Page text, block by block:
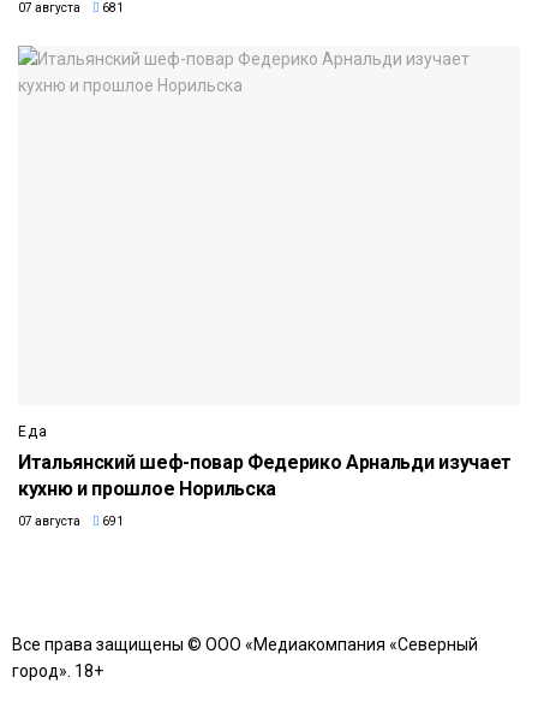
07 августа 681
Еда
Итальянский шеф-повар Федерико Арнальди изучает
кухню и прошлое Норильска
07 августа 691
Все права защищены © ООО «Медиакомпания «Северный
город». 18+